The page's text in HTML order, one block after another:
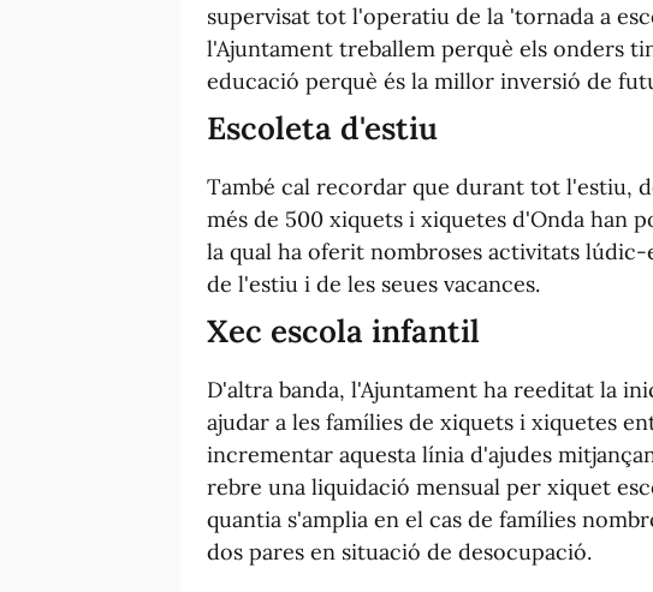
supervisat tot l'operatiu de la 'tornada a
l'Ajuntament treballem perquè els onders
educació perquè és la millor inversió de
Escoleta d'estiu
També cal recordar que durant tot l'estiu,
més de 500 xiquets i xiquetes d'Onda han
la qual ha oferit nombroses activitats
de l'estiu i de les seues vacances.
Xec escola infantil
D'altra banda, l'Ajuntament ha reeditat la
ajudar a les famílies de xiquets i xiquetes
incrementar aquesta línia d'ajudes
rebre una liquidació mensual per xiquet
quantia s'amplia en el cas de famílies
dos pares en situació de desocupació.